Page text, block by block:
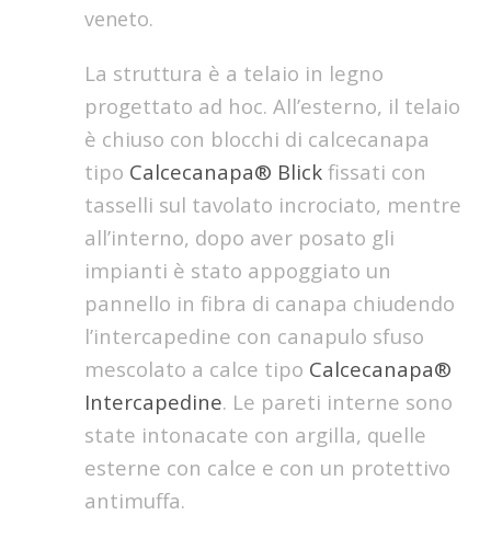
veneto.
La struttura è a telaio in legno
progettato ad hoc. All’esterno, il telaio
è chiuso con blocchi di calcecanapa
tipo Calcecanapa® Blick fissati con
tasselli sul tavolato incrociato, mentre
all’interno, dopo aver posato gli
impianti è stato appoggiato un
pannello in fibra di canapa chiudendo
l’intercapedine con canapulo sfuso
mescolato a calce tipo Calcecanapa®
Intercapedine. Le pareti interne sono
state intonacate con argilla, quelle
esterne con calce e con un protettivo
antimuffa.